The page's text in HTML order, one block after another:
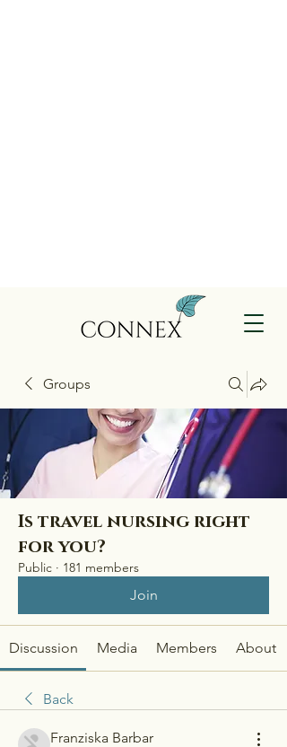
Groups
Is travel nursing right
for you?
Public · 181 members
Join
Discussion Media Members About
Back
Franziska Barbar